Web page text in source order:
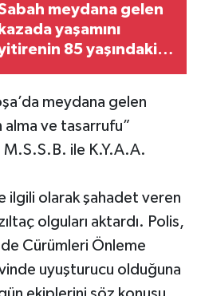
meydana gelen
kazada yaşamını
85 yaşındaki
meydana gelen
alma ve tasarrufu”
M.S.S.B. ile K.Y.A.A.
ilgili olarak şahadet veren
olguları aktardı. Polis,
Cürümleri Önleme
uyuşturucu olduğuna